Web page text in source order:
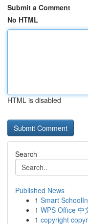
Submit a Comment
No HTML
HTML is disabled
Search
Published News
1 Smart
1 WPS Office 中
1 copyright